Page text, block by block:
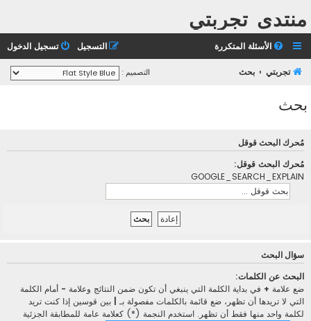
منتدى تجربتي
الأسئلة المتكررة تسجيل الدخول التسجيل
تجربتي بحث التصميم :
بحث
مُحرك البحث قوقل
مُحرك البحث قوقل:
GOOGLE_SEARCH_EXPLAIN
سؤال البحث
البحث عن الكلمات:
ضع علامة + في بداية الكلمة التي ينبغي أن تكون ضمن النتائج وعلامة - أمام الكلمة
التي لا تريدها أن تظهر، ضع قائمة بالكلمات مفصولة بـ
بين قوسين إذا كنت تريد
لكلمة واحد منها فقط أن تظهر. استخدم النجمة (*) كعلامة عامة للمطابقة الجزئية